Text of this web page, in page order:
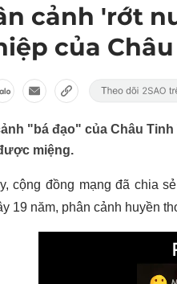
cảnh 'rớt
của
"bá đạo" của Châu
miệng.
cộng đồng mạng đã chia
19 năm, phân cảnh huyền